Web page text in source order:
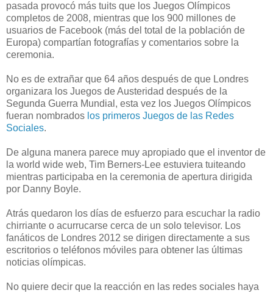
pasada provocó más tuits que los Juegos Olímpicos
completos de 2008, mientras que los 900 millones de
usuarios de Facebook (más del total de la población de
Europa) compartían fotografías y comentarios sobre la
ceremonia.
No es de extrañar que 64 años después de que Londres
organizara los Juegos de Austeridad después de la
Segunda Guerra Mundial, esta vez los Juegos Olímpicos
fueran nombrados los primeros Juegos de las Redes
Sociales.
De alguna manera parece muy apropiado que el inventor de
la world wide web, Tim Berners-Lee estuviera tuiteando
mientras participaba en la ceremonia de apertura dirigida
por Danny Boyle.
Atrás quedaron los días de esfuerzo para escuchar la radio
chirriante o acurrucarse cerca de un solo televisor. Los
fanáticos de Londres 2012 se dirigen directamente a sus
escritorios o teléfonos móviles para obtener las últimas
noticias olímpicas.
No quiere decir que la reacción en las redes sociales haya